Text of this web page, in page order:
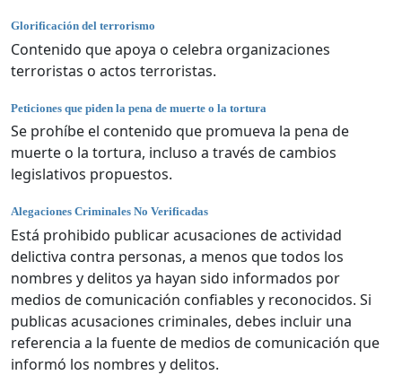
Glorificación del terrorismo
Contenido que apoya o celebra organizaciones
terroristas o actos terroristas.
Peticiones que piden la pena de muerte o la tortura
Se prohíbe el contenido que promueva la pena de
muerte o la tortura, incluso a través de cambios
legislativos propuestos.
Alegaciones Criminales No Verificadas
Está prohibido publicar acusaciones de actividad
delictiva contra personas, a menos que todos los
nombres y delitos ya hayan sido informados por
medios de comunicación confiables y reconocidos. Si
publicas acusaciones criminales, debes incluir una
referencia a la fuente de medios de comunicación que
informó los nombres y delitos.